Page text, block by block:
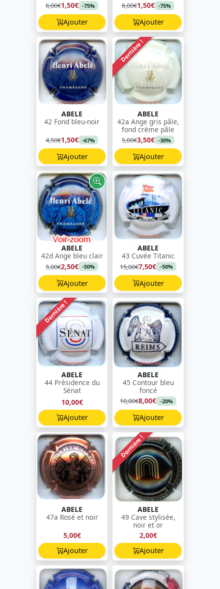
6,00€1,50€ -75%
Ajouter
6,00€1,50€ -75%
Ajouter
ABELE
42 Fond bleu-noir
4,50€1,50€ -67%
Ajouter
Dernière !
ABELE
42a Ange gris pâle,
fond crème pâle
5,00€3,50€ -30%
Ajouter
ABELE
42d Ange bleu clair
5,00€2,50€ -50%
Ajouter
ABELE
43 Cuvée Titanic
15,00€7,50€ -50%
Ajouter
Dernière !
ABELE
44 Présidence du
Sénat
10,00€
Ajouter
ABELE
45 Contour bleu
foncé
10,00€8,00€ -20%
Ajouter
ABELE
47a Rosé et noir
5,00€
Ajouter
Dernière !
ABELE
49 Cave stylisée,
noir et or
2,00€
Ajouter